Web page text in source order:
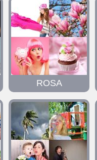
ROSA